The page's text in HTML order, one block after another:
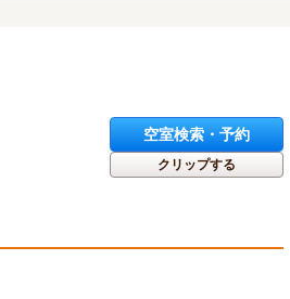
空室検索・予約
クリップする